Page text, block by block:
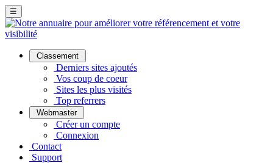
☰
Classement
Derniers sites ajoutés
Vos coup de coeur
Sites les plus visités
Top referrers
Webmaster
Créer un compte
Connexion
Contact
Support